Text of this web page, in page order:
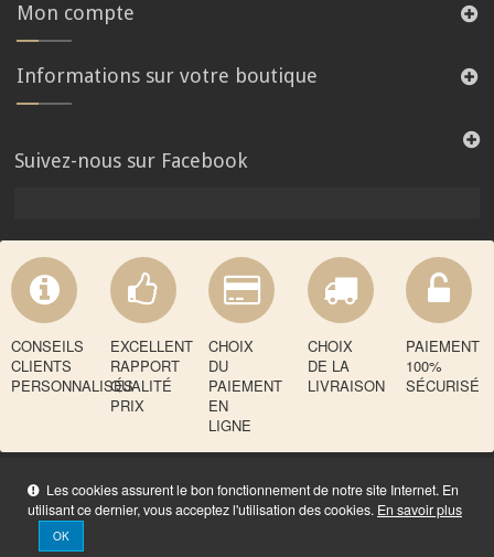
Les cookies assurent le bon fonctionnement de notre site Internet. En
utilisant ce dernier, vous acceptez l'utilisation des cookies. En savoir plus
OK
Mon compte
Informations sur votre boutique
Suivez-nous sur Facebook
CONSEILS
CLIENTS
PERSONNALISÉS
EXCELLENT
RAPPORT
QUALITÉ
PRIX
CHOIX
DU
PAIEMENT
EN
LIGNE
CHOIX
DE LA
LIVRAISON
PAIEMENT
100%
SÉCURISÉ